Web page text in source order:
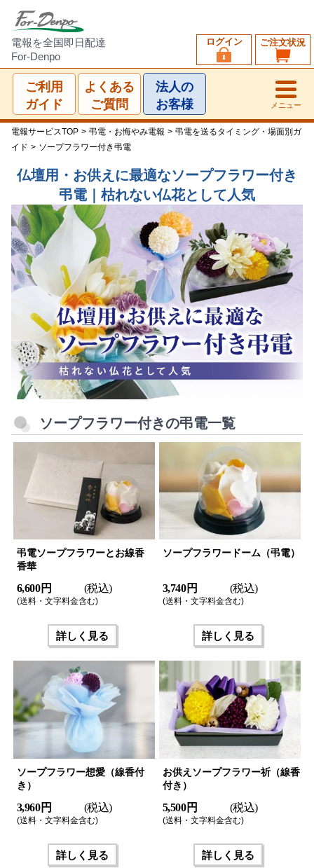
電報を全国即日配達
For-Denpo
ご注文状況
ログイン
ご利用
ガイド
よくある
ご質問
法人の
お客様
メニュー
電報サービスTOP > 弔電・お悔やみ電報 > 弔電を送るタイミング・場面別ガ
イド > ソープフラワー付き弔電
仏壇用・お供えに最適なソープフラワー付き
弔電｜枯れない仏花として人気
ソープフラワー付きの弔電一覧
弔電ソープフラワーとお線香
香華
6,600 円 (税込)
(送料・文字料金含む)
詳しく見る
ソープフラワードーム（弔電）
3,740 円 (税込)
(送料・文字料金含む)
詳しく見る
ソープフラワー想愛（線香付
き）
3,960 円 (税込)
(送料・文字料金含む)
詳しく見る
お供えソープフラワー祈（線香
付き）
5,500 円 (税込)
(送料・文字料金含む)
詳しく見る